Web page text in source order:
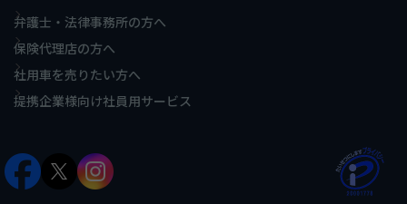
弁護士・法律事務所の方へ
保険代理店の方へ
社用車を売りたい方へ
提携企業様向け社員用サービス